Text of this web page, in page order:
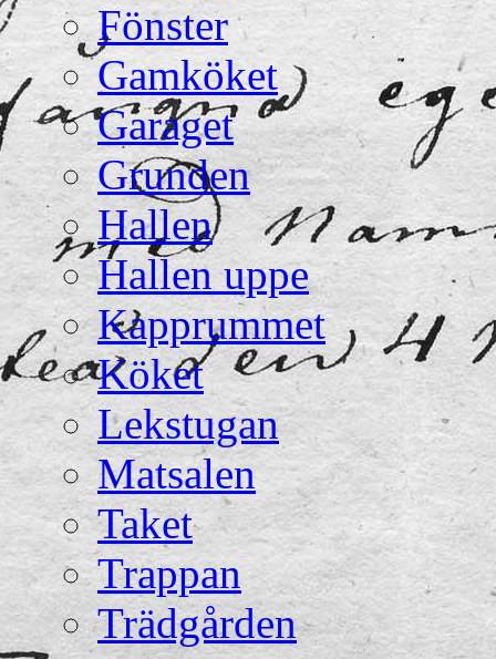
Fönster
Gamköket
Garaget
Grunden
Hallen
Hallen uppe
Kapprummet
Köket
Lekstugan
Matsalen
Taket
Trappan
Trädgården